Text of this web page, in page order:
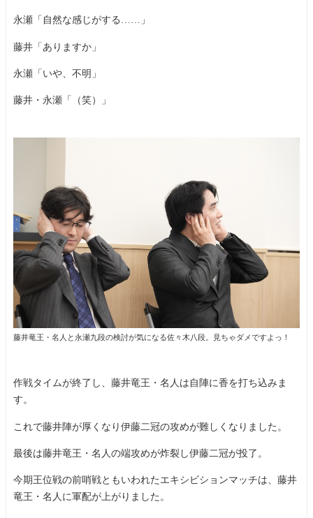
永瀬「自然な感じがする……」
藤井「ありますか」
永瀬「いや、不明」
藤井・永瀬「（笑）」
藤井竜王・名人と永瀬九段の検討が気になる佐々木八段。見ちゃダメですよっ！
作戦タイムが終了し、藤井竜王・名人は自陣に香を打ち込みま
す。
これで藤井陣が厚くなり伊藤二冠の攻めが難しくなりました。
最後は藤井竜王・名人の端攻めが炸裂し伊藤二冠が投了。
今期王位戦の前哨戦ともいわれたエキシビションマッチは、藤井
竜王・名人に軍配が上がりました。